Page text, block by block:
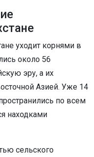
уходит корнями в
около 56
эру, а их
Азией. Уже 14
по всем
находками
сельского